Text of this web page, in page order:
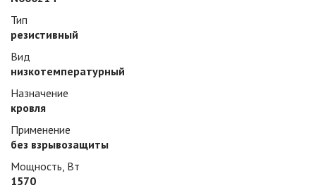
Тип
резистивный
Вид
низкотемпературный
Назначение
кровля
Применение
без взрывозащиты
Мощность, Вт
1570